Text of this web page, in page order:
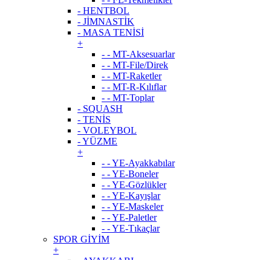
- HENTBOL
- JİMNASTİK
- MASA TENİSİ
+
- - MT-Aksesuarlar
- - MT-File/Direk
- - MT-Raketler
- - MT-R-Kılıflar
- - MT-Toplar
- SQUASH
- TENİS
- VOLEYBOL
- YÜZME
+
- - YE-Ayakkabılar
- - YE-Boneler
- - YE-Gözlükler
- - YE-Kayışlar
- - YE-Maskeler
- - YE-Paletler
- - YE-Tıkaçlar
SPOR GİYİM
+